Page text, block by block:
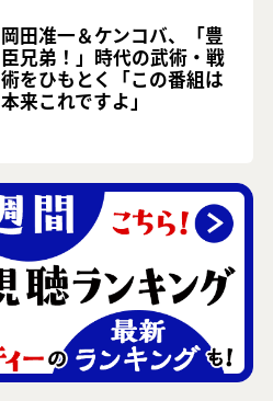
岡田准一＆ケンコバ、「豊
臣兄弟！」時代の武術・戦
術をひもとく「この番組は
本来これですよ」